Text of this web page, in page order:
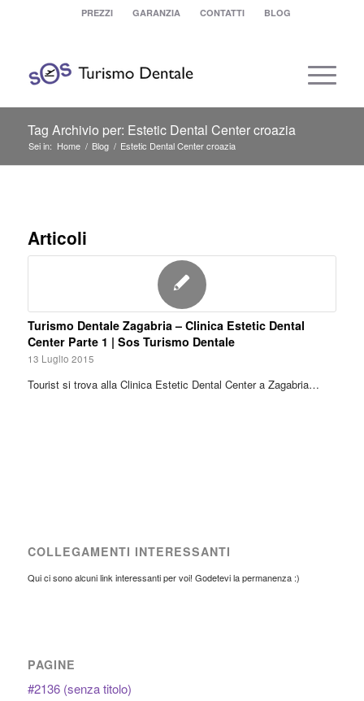
PREZZI GARANZIA CONTATTI BLOG
Tag Archivio per: Estetic Dental Center croazia
Sei in: Home / Blog / Estetic Dental Center croazia
Articoli
Turismo Dentale Zagabria – Clinica Estetic Dental
Center Parte 1 | Sos Turismo Dentale
13 Luglio 2015
Tourist si trova alla Clinica Estetic Dental Center a Zagabria…
COLLEGAMENTI INTERESSANTI
Qui ci sono alcuni link interessanti per voi! Godetevi la permanenza :)
PAGINE
#2136 (senza titolo)